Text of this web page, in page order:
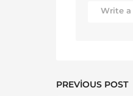
PREVIOUS POST